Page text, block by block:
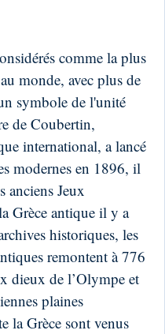
comme la plus
monde, avec plus de
symbole de l'unité
de Coubertin,
international, a lancé
modernes en 1896, il
anciens Jeux
Grèce antique il y a
historiques, les
remontent à 776
dieux de l’Olympe et
plaines
la Grèce sont venus